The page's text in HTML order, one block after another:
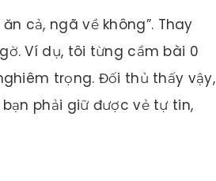
cả, ngã về không”. Thay
Ví dụ, tôi từng cầm bài 0
trọng. Đối thủ thấy vậy,
phải giữ được vẻ tự tin,